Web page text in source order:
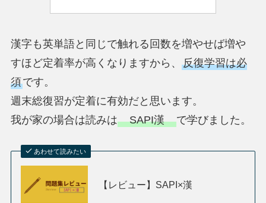
漢字も英単語と同じで触れる回数を増やせば増や
すほど定着率が高くなりますから、 反復学習は必
須です。
週末総復習が定着に有効だと思います。
我が家の場合は読みはSAPI漢で学びました。
あわせて読みたい
【レビュー】SAPI×漢